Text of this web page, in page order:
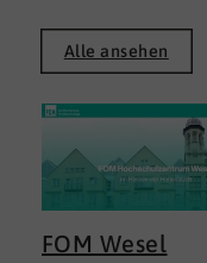
Alle ansehen
FOM Wesel